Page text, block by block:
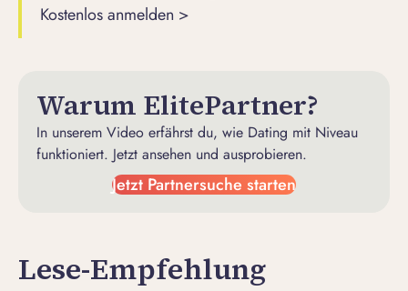
Kostenlos anmelden >
Warum ElitePartner?
In unserem Video erfährst du, wie Dating mit Niveau
funktioniert. Jetzt ansehen und ausprobieren.
Jetzt Partnersuche starten
Lese-Empfehlung